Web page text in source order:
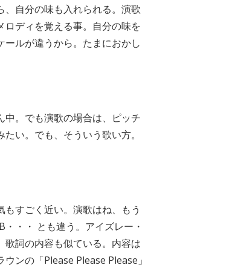
自分の味も入れられる。演歌
ディを覚える事。自分の味を
ルが違うから。たまにおかし
。でも演歌の場合は、ピッチ
い。でも、そういう歌い方。
すごく近い。演歌はね、もう
・・ とも違う。アイズレー・
詞の内容も似ている。内容は
ンの「Please Please Please」